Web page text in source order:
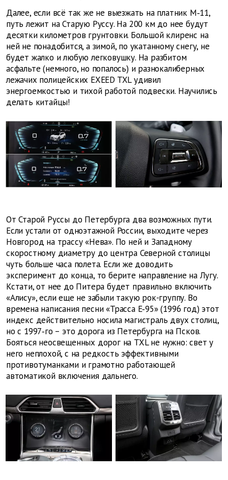
Далее, если всё так же не выезжать на платник М‑11,
путь лежит на Старую Руссу. На 200 км до нее будут
десятки километров грунтовки. Большой клиренс на
ней не понадобится, а зимой, по укатанному снегу, не
будет жалко и любую легковушку. На разбитом
асфальте (немного, но попалось) и разнокалиберных
лежачих полицейских EXEED TXL удивил
энергоемкостью и тихой работой подвески. Научились
делать китайцы!
От Старой Руссы до Петербурга два возможных пути.
Если устали от одноэтажной России, выходите через
Новгород на трассу «Нева». По ней и Западному
скоростному диаметру до центра Северной столицы
чуть больше часа полета. Если же доводить
эксперимент до конца, то берите направление на Лугу.
Кстати, от нее до Питера будет правильно включить
«Алису», если еще не забыли такую рок-группу. Во
времена написания песни «Трасса Е‑95» (1996 год) этот
индекс действительно носила магистраль двух столиц,
но с 1997‑го – это дорога из Петербурга на Псков.
Бояться неосвещенных дорог на TXL не нужно: свет у
него неплохой, с на редкость эффективными
противотуманками и грамотно работающей
автоматикой включения дальнего.